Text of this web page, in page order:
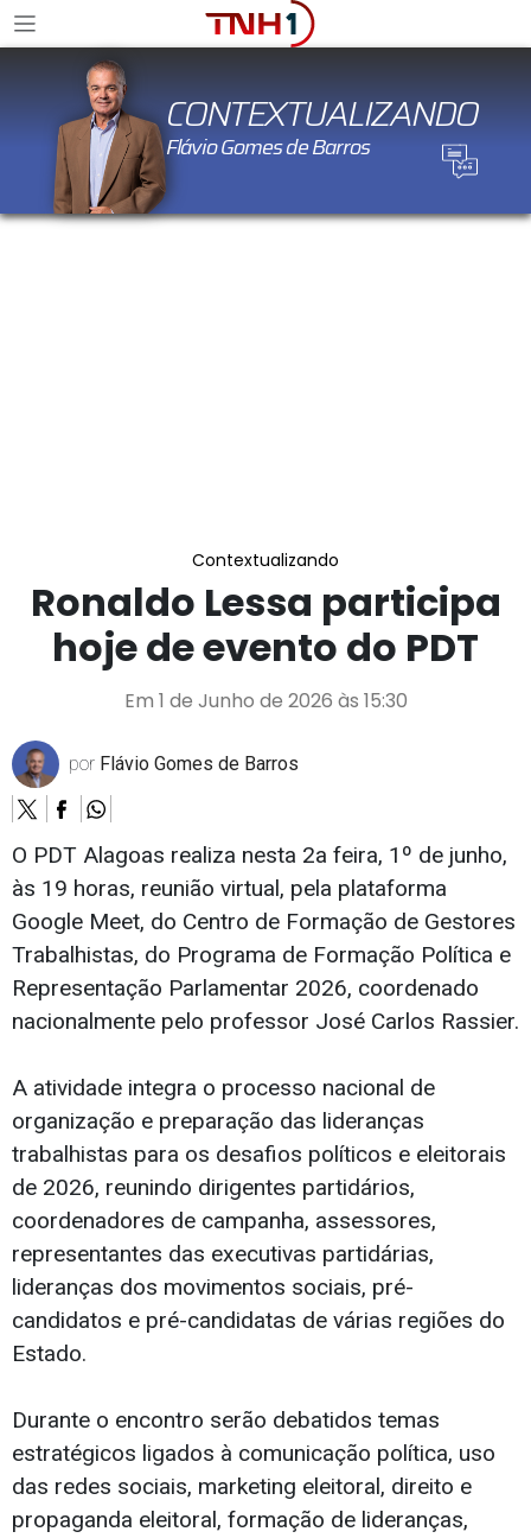
CONTEXTUALIZANDO
Contextualizando
Ronaldo Lessa participa
hoje de evento do PDT
Em 1 de Junho de 2026 às 15:30
por Flávio Gomes de Barros
O PDT Alagoas realiza nesta 2a feira, 1º de junho,
às 19 horas, reunião virtual, pela plataforma
Google Meet, do Centro de Formação de Gestores
Trabalhistas, do Programa de Formação Política e
Representação Parlamentar 2026, coordenado
nacionalmente pelo professor José Carlos Rassier.
A atividade integra o processo nacional de
organização e preparação das lideranças
trabalhistas para os desafios políticos e eleitorais
de 2026, reunindo dirigentes partidários,
coordenadores de campanha, assessores,
representantes das executivas partidárias,
lideranças dos movimentos sociais, pré-
candidatos e pré-candidatas de várias regiões do
Estado.
Durante o encontro serão debatidos temas
estratégicos ligados à comunicação política, uso
das redes sociais, marketing eleitoral, direito e
propaganda eleitoral, formação de lideranças,